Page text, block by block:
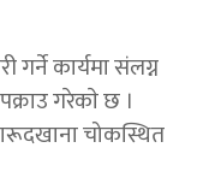
गर्ने कार्यमा संलग्न
गरेकाे छ ।
चोकस्थित